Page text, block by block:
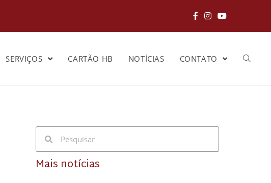
SERVIÇOS CARTÃO HB NOTÍCIAS CONTATO
Mais notícias